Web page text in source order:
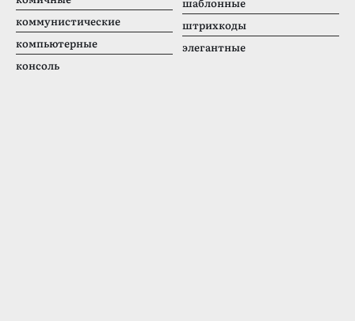
коммунистические
компьютерные
консоль
шаблонные
штрихкоды
элегантные